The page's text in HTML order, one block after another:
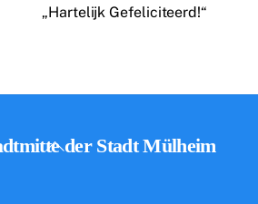
„Hartelijk Gefeliciteerd!“
Backder Stadt Mülheim